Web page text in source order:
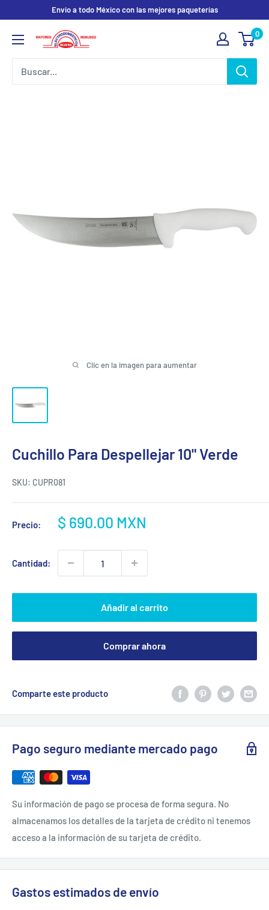
contenido
Envio a todo México con las mejores paqueterías
Electrodomesticos
0
Clic en la imagen para aumentar
Cuchillo Para Despellejar 10" Verde
SKU: CUPR081
Precio:
Precio
venta
$ 690.00 MXN
Cantidad:
Añadir al carrito
Comprar ahora
Comparte este producto
Pago seguro mediante mercado pago
Su información de pago se procesa de forma segura. No
almacenamos los detalles de la tarjeta de crédito ni tenemos
acceso a la información de su tarjeta de crédito.
Gastos estimados de envío